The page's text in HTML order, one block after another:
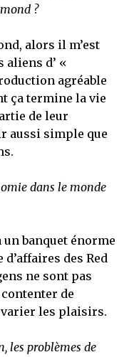
?
alors il m’est
aliens d’ «
agréable
ça termine la vie
de leur
aussi simple que
dans le monde
banquet énorme
des Red
ne sont pas
de
les plaisirs.
les problèmes de